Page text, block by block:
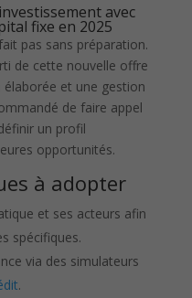
avec
fixe en 2025
pas sans préparation.
de cette nouvelle offre
et une gestion
de faire appel
un profil
opportunités.
à adopter
et ses acteurs afin
spécifiques.
via des simulateurs
.